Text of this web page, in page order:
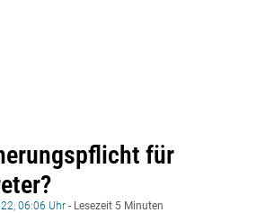
für
06:06 Uhr - Lesezeit 5 Minuten